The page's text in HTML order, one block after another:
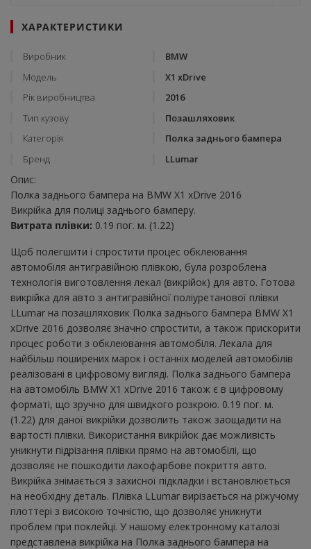
ХАРАКТЕРИСТИКИ
Виробник
BMW
Модель
X1 xDrive
Рік виробництва
2016
Тип кузову
Позашляховик
Категорія
Полка заднього бампера
Бренд
LLumar
Опис:
Полка заднього бампера на BMW X1 xDrive 2016
Викрійка для полиці заднього бамперу.
Витрата плівки: 0.19 пог. м. (1.22)
Щоб полегшити і спростити процес обклеювання
автомобіля антигравійною плівкою, була розроблена
технологія виготовлення лекал (викрійок) для авто. Готова
викрійка для авто з антигравійної поліуретанової плівки
LLumar на позашляховик Полка заднього бампера BMW X1
xDrive 2016 дозволяє значно спростити, а також прискорити
процес роботи з обклеювання автомобіля. Лекала для
найбільш поширених марок і останніх моделей автомобілів
реалізовані в цифровому вигляді. Полка заднього бампера
на автомобіль BMW X1 xDrive 2016 також є в цифровому
форматі, що зручно для швидкого розкрою. 0.19 пог. м.
(1.22) для даної викрійки дозволить також заощадити на
вартості плівки. Використання викрійок дає можливість
уникнути підрізання плівки прямо на автомобілі, що
дозволяє не пошкодити лакофарбове покриття авто.
Викрійка знімається з захисної підкладки і встановлюється
на необхідну деталь. Плівка LLumar вирізається на ріжучому
плоттері з високою точністю, що дозволяє уникнути
проблем при поклейці. У нашому електронному каталозі
представлена ​​викрійка на Полка заднього бампера на